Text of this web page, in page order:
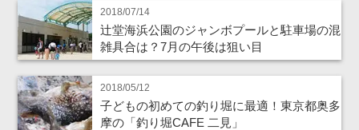
2018/07/14
辻堂海浜公園のジャンボプールと駐車場の混
雑具合は？7月の午後は狙い目
2018/05/12
子どもの初めての釣り堀に最適！東京都奥多
摩の「釣り堀CAFE 二見」